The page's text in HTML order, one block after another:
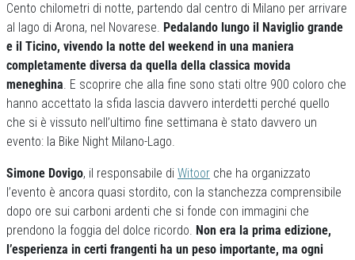
Cento chilometri di notte, partendo dal centro di Milano per arrivare
al lago di Arona, nel Novarese. Pedalando lungo il Naviglio grande
e il Ticino, vivendo la notte del weekend in una maniera
completamente diversa da quella della classica movida
meneghina. E scoprire che alla fine sono stati oltre 900 coloro che
hanno accettato la sfida lascia davvero interdetti perché quello
che si è vissuto nell’ultimo fine settimana è stato davvero un
evento: la Bike Night Milano-Lago.
Simone Dovigo, il responsabile di Witoor che ha organizzato
l’evento è ancora quasi stordito, con la stanchezza comprensibile
dopo ore sui carboni ardenti che si fonde con immagini che
prendono la foggia del dolce ricordo. Non era la prima edizione,
l’esperienza in certi frangenti ha un peso importante, ma ogni